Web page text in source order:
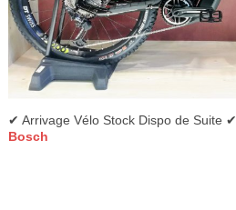
✔ Arrivage Vélo Stock Dispo de Suite ✔
Bosch